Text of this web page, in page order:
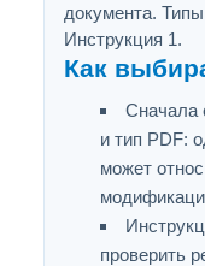
документа.
Инструкция 1.
Как
Сначала
и тип PDF:
может
проверить